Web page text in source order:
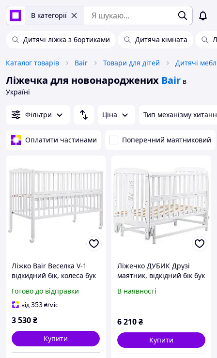
В категорії
Дитячі ліжка з бортиками Дитяча кімната
Каталог товарів Bair Товари для дітей Дитячі
Ліжечка для новонароджених Bair в
Україні
Фільтри Ціна Тип механізму
Оплатити частинами Поперечний маятниковий
Ліжко Bair Веселка V-1
відкидний бік, колеса бук
Готово до відправки
від353₴/міс
3 530₴
Купити
Ліжечко ДУБИК Друзі
маятник, відкідний бік бук
В наявності
6 210₴
Купити